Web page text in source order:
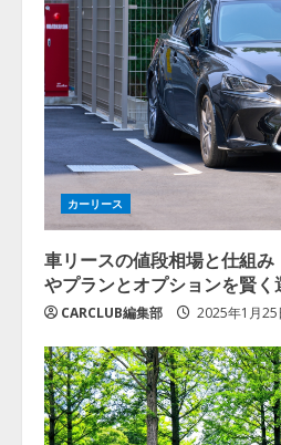
カーリース
車リースの値段相場と仕組
やプランとオプションを賢く
CARCLUB編集部 2025年1月25